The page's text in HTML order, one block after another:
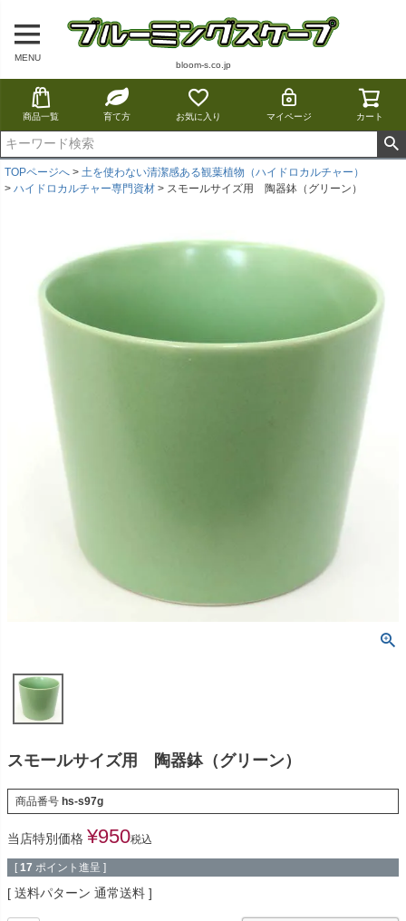
MENU
bloom-s.co.jp
商品一覧 育て方 お気に入り マイページ カート
TOPページへ
土を使わない清潔感ある観葉植物（ハイドロカルチャー）
ハイドロカルチャー専門資材
スモールサイズ用 陶器鉢（グリーン）
スモールサイズ用 陶器鉢（グリーン）
商品番号 hs-s97g
当店特別価格 ¥950税込
[ 17 ポイント進呈 ]
送料パターン 通常送料